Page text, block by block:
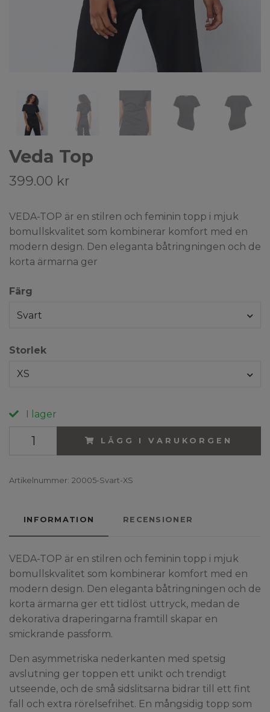
Veda Top
399.00 kr
VEDA-TOP är en stilren och feminin topp i mjuk
bomullskvalitet som kombinerar komfort med en
modern design. Den eleganta båtringningen och de
korta ärmarna ger
Färg
Svart
Storlek
XS
I lager
LÄGG I VARUKORGEN
Artikelnummer: 20005-Svart-XS
INFORMATION RECENSIONER
VEDA-TOP är en stilren och feminin topp i mjuk
bomullskvalitet som kombinerar komfort med en
modern design. Den eleganta båtringningen och de
korta ärmarna ger ett tidlöst uttryck, medan de
dekorativa draperingarna framtill skapar en
smickrande passform.
Den asymmetriska nederkanten med spetsig
avslutning ger toppen ett unikt och trendigt
utseende, och de små sidslitsarna bidrar till ett fint
fall och extra rörelsefrihet. En mångsidig topp som